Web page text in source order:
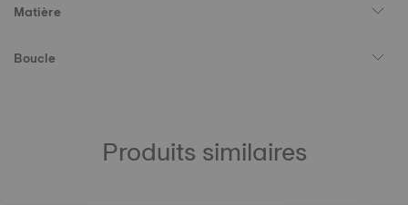
Matière
Boucle
Produits similaires